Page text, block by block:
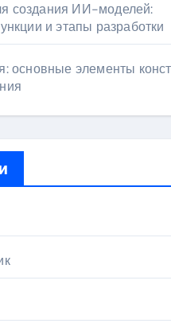
создания ИИ-моделей:
и этапы разработки
основные элементы